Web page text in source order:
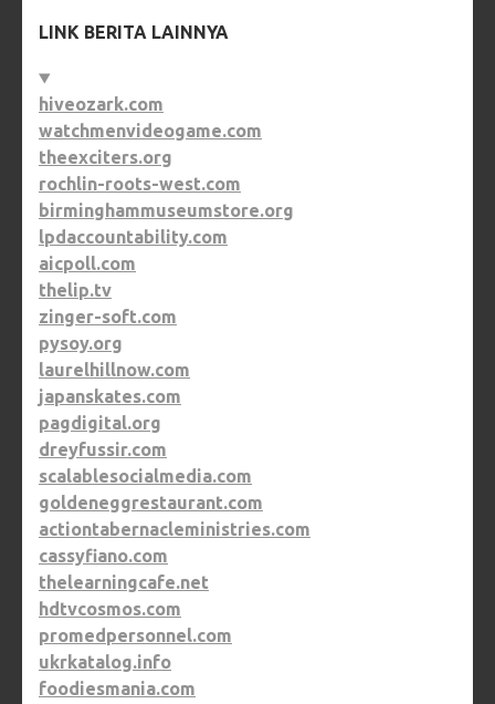
LINK BERITA LAINNYA
hiveozark.com
watchmenvideogame.com
theexciters.org
rochlin-roots-west.com
birminghammuseumstore.org
lpdaccountability.com
aicpoll.com
thelip.tv
zinger-soft.com
pysoy.org
laurelhillnow.com
japanskates.com
pagdigital.org
dreyfussir.com
scalablesocialmedia.com
goldeneggrestaurant.com
actiontabernacleministries.com
cassyfiano.com
thelearningcafe.net
hdtvcosmos.com
promedpersonnel.com
ukrkatalog.info
foodiesmania.com